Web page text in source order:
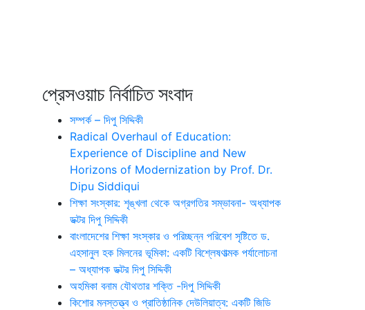
প্রেসওয়াচ নির্বাচিত সংবাদ
সম্পর্ক – দিপু সিদ্দিকী
Radical Overhaul of Education:
Experience of Discipline and New
Horizons of Modernization by Prof. Dr.
Dipu Siddiqui
শিক্ষা সংস্কার: শৃঙ্খলা থেকে অগ্রগতির সম্ভাবনা- অধ্যাপক
ডক্টর দিপু সিদ্দিকী
বাংলাদেশের শিক্ষা সংস্কার ও পরিচ্ছন্ন পরিবেশ সৃষ্টিতে ড.
এহসানুল হক মিলনের ভূমিকা: একটি বিশ্লেষণাত্মক পর্যালোচনা
– অধ্যাপক ডক্টর দিপু সিদ্দিকী
অহমিকা বনাম যৌথতার শক্তি -দিপু সিদ্দিকী
কিশোর মনস্তত্ত্ব ও প্রাতিষ্ঠানিক দেউলিয়াত্ব: একটি জিডি